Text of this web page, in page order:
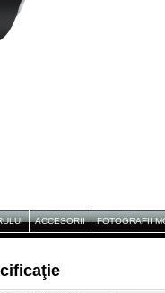
ACCESORII FOTOGRAFII